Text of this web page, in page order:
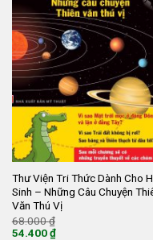
Thư Viện Tri Thức Dành Cho
Sinh – Những Câu Chuyện
Văn Thú Vị
68.000₫
54.400₫